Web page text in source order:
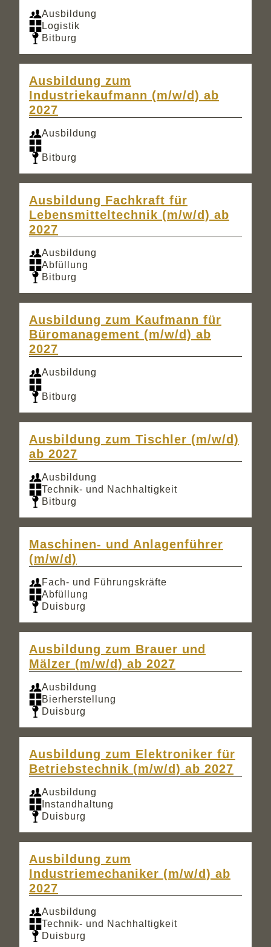
Ausbildung
Logistik
Bitburg
Ausbildung zum
Industriekaufmann (m/w/d) ab
2027
Ausbildung
Bitburg
Ausbildung Fachkraft für
Lebensmitteltechnik (m/w/d) ab
2027
Ausbildung
Abfüllung
Bitburg
Ausbildung zum Kaufmann für
Büromanagement (m/w/d) ab
2027
Ausbildung
Bitburg
Ausbildung zum Tischler (m/w/d)
ab 2027
Ausbildung
Technik- und Nachhaltigkeit
Bitburg
Maschinen- und Anlagenführer
(m/w/d)
Fach- und Führungskräfte
Abfüllung
Duisburg
Ausbildung zum Brauer und
Mälzer (m/w/d) ab 2027
Ausbildung
Bierherstellung
Duisburg
Ausbildung zum Elektroniker für
Betriebstechnik (m/w/d) ab 2027
Ausbildung
Instandhaltung
Duisburg
Ausbildung zum
Industriemechaniker (m/w/d) ab
2027
Ausbildung
Technik- und Nachhaltigkeit
Duisburg